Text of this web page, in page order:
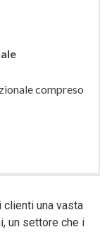
compreso
una vasta
un settore che i